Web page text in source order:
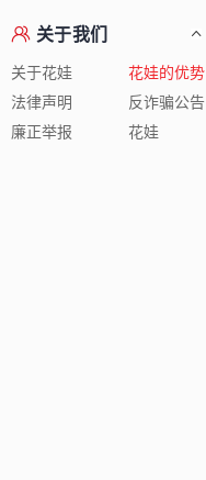
关于我们
关于花娃
花娃的优势
法律声明
反诈骗公告
廉正举报
花娃